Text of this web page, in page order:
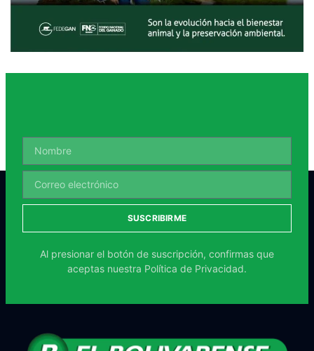
SUSCRIBIRME
Al presionar el botón de suscripción, confirmas que
aceptas nuestra Política de Privacidad.